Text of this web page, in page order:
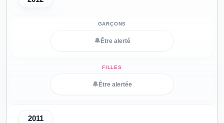
🔔 Être alerté
🔔 Être alertée
2011